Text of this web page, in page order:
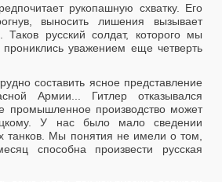
рукопашную схватку. Его
выносить лишения вызывает
Таков русский солдат, которого мы
уважением еще четверть
составить ясное представление
Армии... Гитлер отказывался
промышленное производство может
У нас было мало сведении
танков. Мы понятия не имели о том,
способна произвести русская